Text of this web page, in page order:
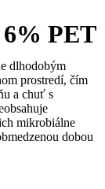
PET
dlhodobým
prostredí, čím
a chuť s
mikrobiálne
dobou